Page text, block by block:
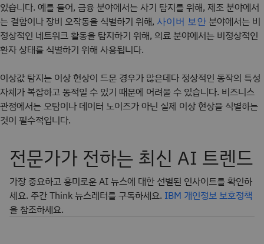
있습니다. 예를 들어, 금융 분야에서는 사기 탐지를 위해, 제조 분야에서
는 결함이나 장비 오작동을 식별하기 위해, 사이버 보안 분야에서는 비
정상적인 네트워크 활동을 탐지하기 위해, 의료 분야에서는 비정상적인
환자 상태를 식별하기 위해 사용됩니다.
이상값 탐지는 이상 현상이 드문 경우가 많은데다 정상적인 동작의 특성
자체가 복잡하고 동적일 수 있기 때문에 어려울 수 있습니다. 비즈니스
관점에서는 오탐이나 데이터 노이즈가 아닌 실제 이상 현상을 식별하는
것이 필수적입니다.
전문가가 전하는 최신 AI 트렌드
가장 중요하고 흥미로운 AI 뉴스에 대한 선별된 인사이트를 확인하
세요. 주간 Think 뉴스레터를 구독하세요. IBM 개인정보 보호정책
을 참조하세요.